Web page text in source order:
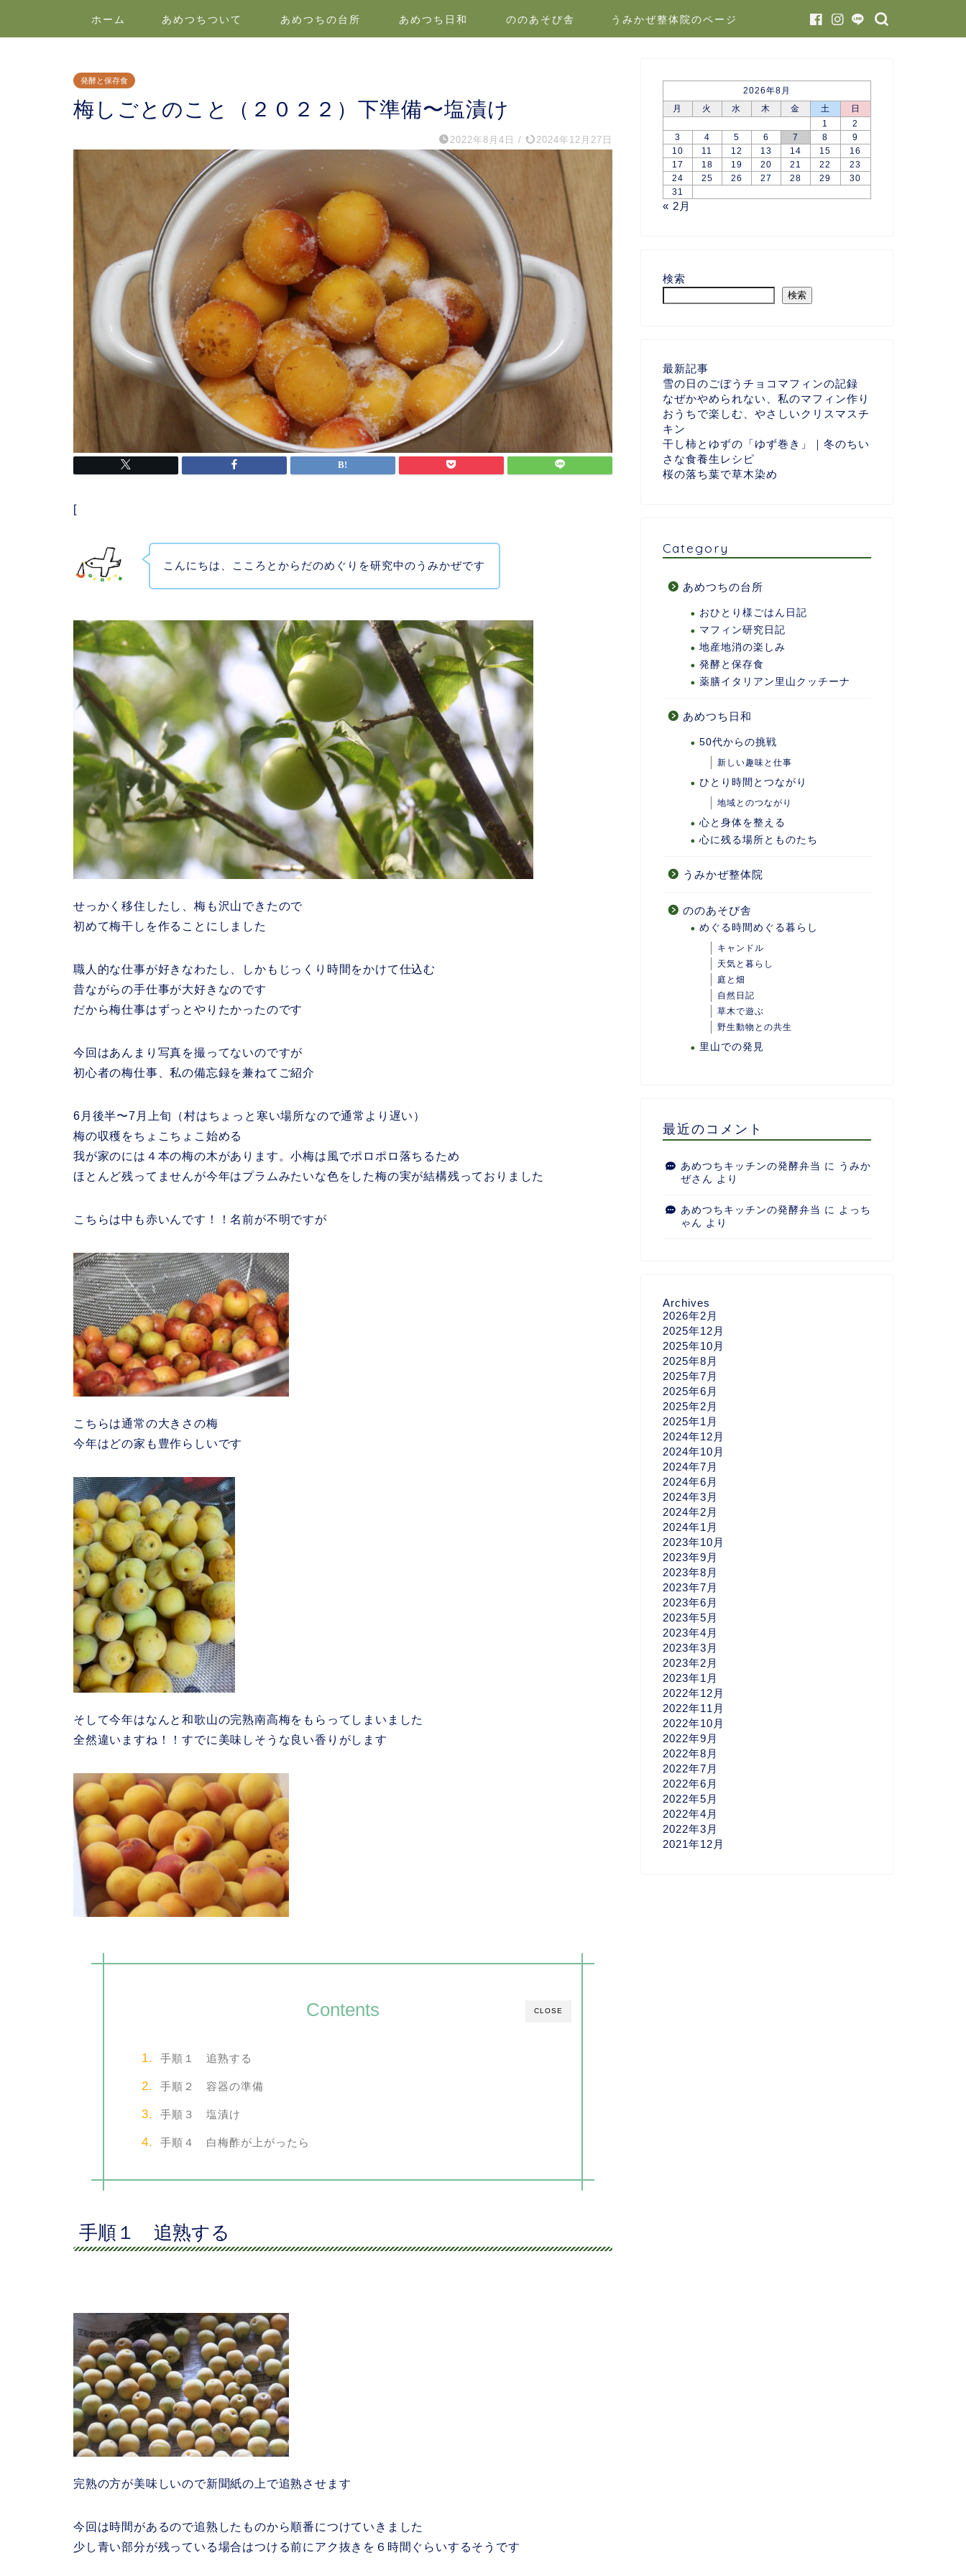
ホーム あめつちついて あめつちの台所 あめつち日和 ののあそび舎 うみかぜ整体院のページ
発酵と保存食
梅しごとのこと（２０２２）下準備〜塩漬け
2022年8月4日 / 2024年12月27日
[
こんにちは、こころとからだのめぐりを研究中のうみかぜです
せっかく移住したし、梅も沢山できたので
初めて梅干しを作ることにしました
職人的な仕事が好きなわたし、しかもじっくり時間をかけて仕込む
昔ながらの手仕事が大好きなのです
だから梅仕事はずっとやりたかったのです
今回はあんまり写真を撮ってないのですが
初心者の梅仕事、私の備忘録を兼ねてご紹介
6月後半〜7月上旬（村はちょっと寒い場所なので通常より遅い）
梅の収穫をちょこちょこ始める
我が家のには４本の梅の木があります。小梅は風でポロポロ落ちるため
ほとんど残ってませんが今年はプラムみたいな色をした梅の実が結構残っておりました
こちらは中も赤いんです！！名前が不明ですが
こちらは通常の大きさの梅
今年はどの家も豊作らしいです
そして今年はなんと和歌山の完熟南高梅をもらってしまいました
全然違いますね！！すでに美味しそうな良い香りがします
CLOSE
Contents
手順１ 追熟する
手順２ 容器の準備
手順３ 塩漬け
手順４ 白梅酢が上がったら
手順１ 追熟する
完熟の方が美味しいので新聞紙の上で追熟させます
今回は時間があるので追熟したものから順番につけていきました
少し青い部分が残っている場合はつける前にアク抜きを６時間ぐらいするそうです
2026年8月
月
火 水 木 金 土
日
1
2
3
4 5 6 7 8
9
10
11 12 13 14 15
16
17
18 19 20 21 22
23
24
25 26 27 28 29
30
31
« 2月
検索
検索
最新記事
雪の日のごぼうチョコマフィンの記録
なぜかやめられない、私のマフィン作り
おうちで楽しむ、やさしいクリスマスチ
キン
干し柿とゆずの「ゆず巻き」｜冬のちい
さな食養生レシピ
桜の落ち葉で草木染め
Category
あめつちの台所
おひとり様ごはん日記
マフィン研究日記
地産地消の楽しみ
発酵と保存食
薬膳イタリアン里山クッチーナ
あめつち日和
50代からの挑戦
新しい趣味と仕事
ひとり時間とつながり
地域とのつながり
心と身体を整える
心に残る場所とものたち
うみかぜ整体院
ののあそび舎
めぐる時間めぐる暮らし
キャンドル
天気と暮らし
庭と畑
自然日記
草木で遊ぶ
野生動物との共生
里山での発見
最近のコメント
あめつちキッチンの発酵弁当 に うみか
ぜさん より
あめつちキッチンの発酵弁当 に よっち
ゃん より
Archives
2026年2月
2025年12月
2025年10月
2025年8月
2025年7月
2025年6月
2025年2月
2025年1月
2024年12月
2024年10月
2024年7月
2024年6月
2024年3月
2024年2月
2024年1月
2023年10月
2023年9月
2023年8月
2023年7月
2023年6月
2023年5月
2023年4月
2023年3月
2023年2月
2023年1月
2022年12月
2022年11月
2022年10月
2022年9月
2022年8月
2022年7月
2022年6月
2022年5月
2022年4月
2022年3月
2021年12月